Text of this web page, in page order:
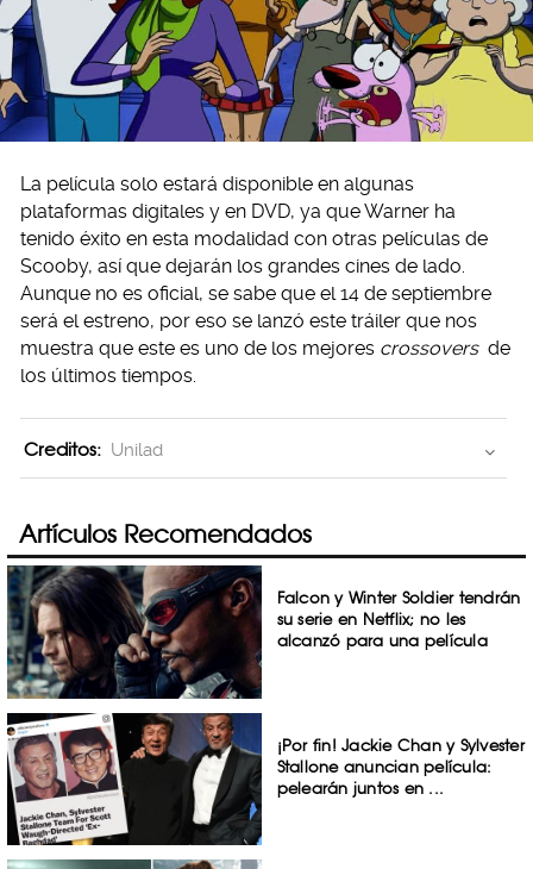
La película solo estará disponible en algunas
plataformas digitales y en DVD, ya que Warner ha
tenido éxito en esta modalidad con otras películas de
Scooby, así que dejarán los grandes cines de lado.
Aunque no es oficial, se sabe que el 14 de septiembre
será el estreno, por eso se lanzó este tráiler que nos
muestra que este es uno de los mejores crossovers de
los últimos tiempos.
Creditos: Unilad
Artículos Recomendados
Falcon y Winter Soldier tendrán
su serie en Netflix; no les
alcanzó para una película
¡Por fin! Jackie Chan y Sylvester
Stallone anuncian película:
pelearán juntos en ...